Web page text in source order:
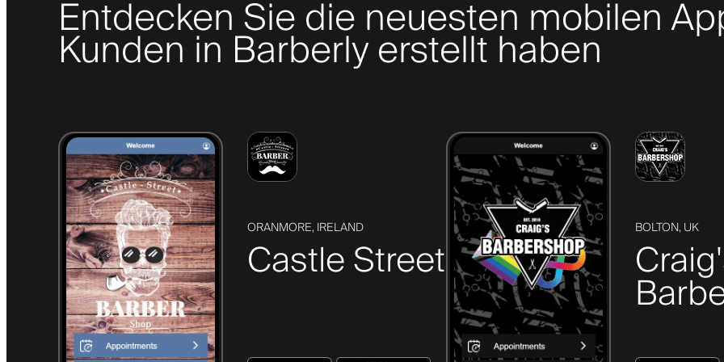
Entdecken Sie die neuesten mobilen
Kunden in Barberly erstellt haben
ORANMORE, IRELAND
Castle Street
BOLTON, UK